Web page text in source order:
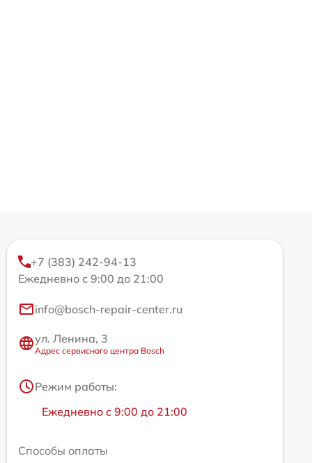
+7 (383) 242-94-13
Ежедневно с 9:00 до 21:00
info@bosch-repair-center.ru
ул. Ленина, 3
Адрес сервисного центра Bosch
Режим работы:
Ежедневно с 9:00 до 21:00
Способы оплаты